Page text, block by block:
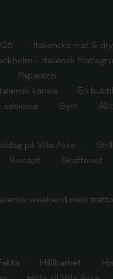
Italienska mat &
– Italiensk
Paparazzi
känsla
En
salsiccia Gym
på Villa Aske
Recept Skafferiet
weekend med
Hållbarhet